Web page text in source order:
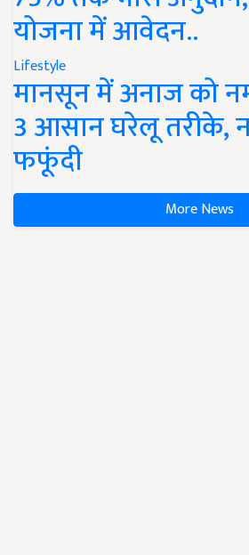
योजना में आवेदन..
Lifestyle
मानसून में अनाज को
3 आसान घरेलू तरीके,
फफूंदी
More News